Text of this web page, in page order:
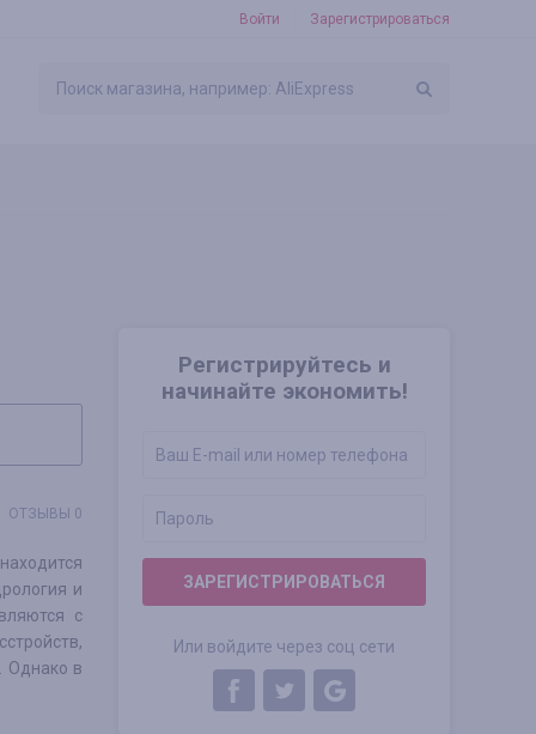
Войти Зарегистрироваться
Регистрируйтесь и
начинайте экономить!
ЗАРЕГИСТРИРОВАТЬСЯ
Или войдите через соц сети
ОТЗЫВЫ 0
и
с
Однако в